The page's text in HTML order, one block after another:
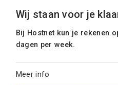
Wij staan voor je
Bij Hostnet kun je rekenen
dagen per week.
Meer info